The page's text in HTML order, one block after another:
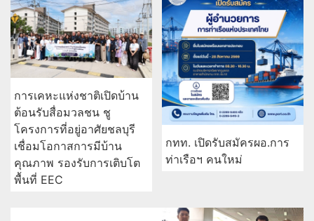
การเคหะแห่งชาติเปิดบ้าน
ต้อนรับสื่อมวลชน ชู
โครงการที่อยู่อาศัยชลบุรี
เชื่อมโอกาสการมีบ้าน
คุณภาพ รองรับการเติบโต
พื้นที่ EEC
กทท. เปิดรับสมัครผอ.การ
ท่าเรือฯ คนใหม่